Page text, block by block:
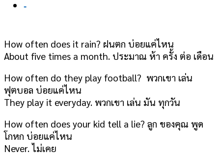
-
How often does it rain? ฝนตก บ่อยแค่ไหน
About five times a month. ประมาณ ห้า ครั้ง ต่อ เดือน
How often do they play football? พวกเขา เล่น
ฟุตบอล บ่อยแค่ไหน
They play it everyday. พวกเขา เล่น มัน ทุกวัน
How often does your kid tell a lie? ลูก ของคุณ พูด
โกหก บ่อยแค่ไหน
Never. ไม่เคย